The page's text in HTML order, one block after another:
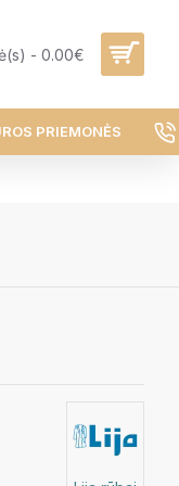
- 0.00€
PRIEMONĖS